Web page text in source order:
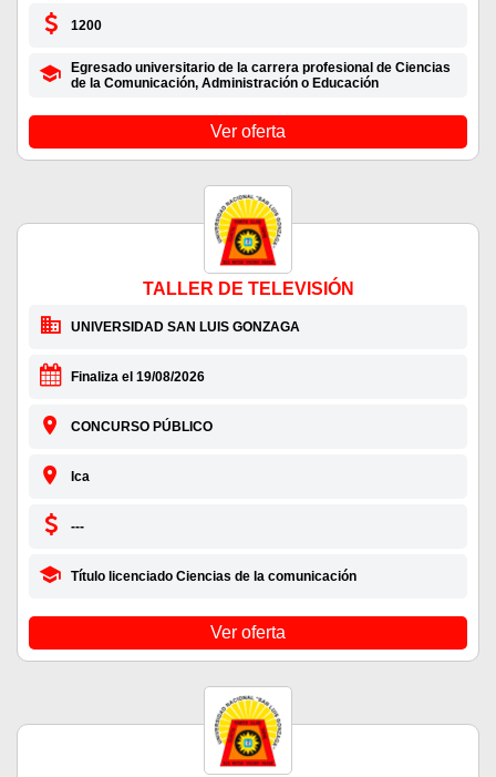
1200
Egresado universitario de la carrera profesional de Ciencias
de la Comunicación, Administración o Educación
Ver oferta
TALLER DE TELEVISIÓN
UNIVERSIDAD SAN LUIS GONZAGA
Finaliza el 19/08/2026
CONCURSO PÚBLICO
Ica
---
Título licenciado Ciencias de la comunicación
Ver oferta